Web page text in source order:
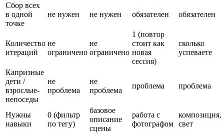
Сбор всех
в одной
точке
не нужен не нужен обязателен обязателен
Количество
итераций
не
ограничено
не
ограничено
1 (повтор
стоит как
новая
сессия)
сколько
успеваете
Капризные
дети /
взрослые-
непоседы
не
проблема
не
проблема
проблема проблема
Нужны
навыки
0 (фильтр
по тегу)
базовое
описание
сцены
работа с
фотографом
композиция,
свет